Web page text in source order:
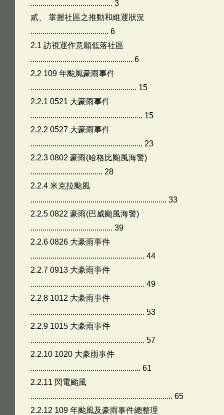
......................................... 3
貳、 掌握社區之推動和維運狀況
....................................... 6
2.1 訪視運作意願低落社區
................................................... 6
2.2 109 年颱風豪雨事件
..................................................... 15
2.2.1 0521 大豪雨事件
........................................................ 15
2.2.2 0527 大豪雨事件
........................................................ 23
2.2.3 0802 豪雨(哈格比颱風海警)
.................................... 28
2.2.4 米克拉颱風
.................................................................... 33
2.2.5 0822 豪雨(巴威颱風海警)
......................................... 39
2.2.6 0826 大豪雨事件
......................................................... 44
2.2.7 0913 大豪雨事件
......................................................... 49
2.2.8 1012 大豪雨事件
......................................................... 53
2.2.9 1015 大豪雨事件
......................................................... 57
2.2.10 1020 大豪雨事件
....................................................... 61
2.2.11 閃電颱風
....................................................................... 65
2.2.12 109 年颱風及豪雨事件總整理